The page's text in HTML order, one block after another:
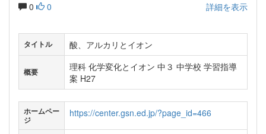
0 0 詳細を表示
タイトル 酸、アルカリとイオン
概要
理科 化学変化とイオン 中３ 中学校 学習指導
案 H27
ホームペー
ジ
https://center.gsn.ed.jp/?page_id=466